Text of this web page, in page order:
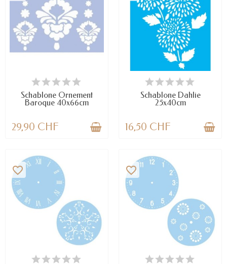
NUR NOCH WENIGE TEILE
VERFÜGBAR
Schablone Ornement
Baroque 40x66cm
29,90 CHF
VERFÜGBAR
Schablone Dahlie
25x40cm
16,50 CHF
VERFÜGBAR
favorite_border
VERFÜGBAR
favorite_border